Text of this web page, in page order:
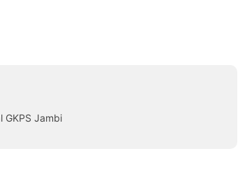
GKPS Jambi